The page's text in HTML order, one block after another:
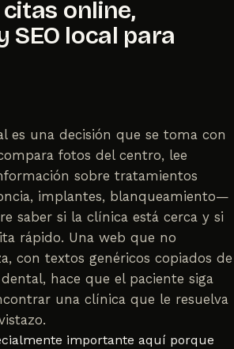
online,
SEO local para
es una decisión que se toma con
fotos del centro, lee
sobre tratamientos
implantes, blanqueamiento—
saber si la clínica está cerca y si
rápido. Una web que no
con textos genéricos copiados de
hace que el paciente siga
una clínica que le resuelva
importante aquí porque